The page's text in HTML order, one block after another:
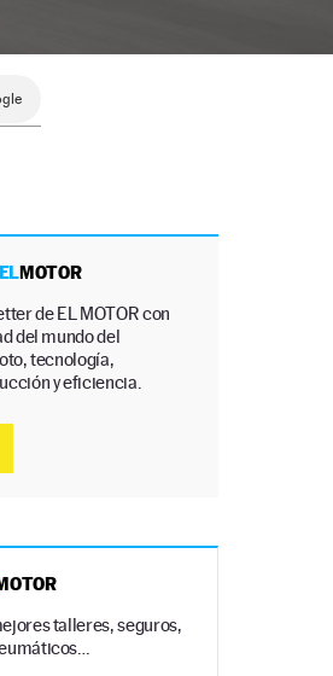
MOTOR
de EL MOTOR con
del mundo del
tecnología,
y eficiencia.
talleres, seguros,